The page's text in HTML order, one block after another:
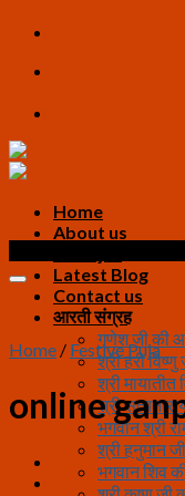
Skip
content
Home
About us
Latest Blog
Contact us
आरती संग्रह
गणेश जी की
श्री हरी
श्री
श्री
भगवान श्री
श्री हनुमान
भगवान शिव
Home / Festive Puja
online